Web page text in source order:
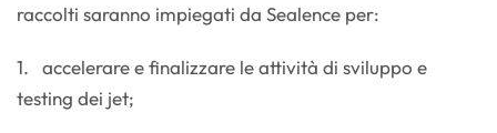
raccolti saranno impiegati da Sealence per:
1. accelerare e finalizzare le attività di sviluppo e
testing dei jet;